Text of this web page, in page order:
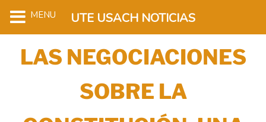
LAS NEGOCIACIONES
SOBRE LA
MENU UTE USACH NOTICIAS